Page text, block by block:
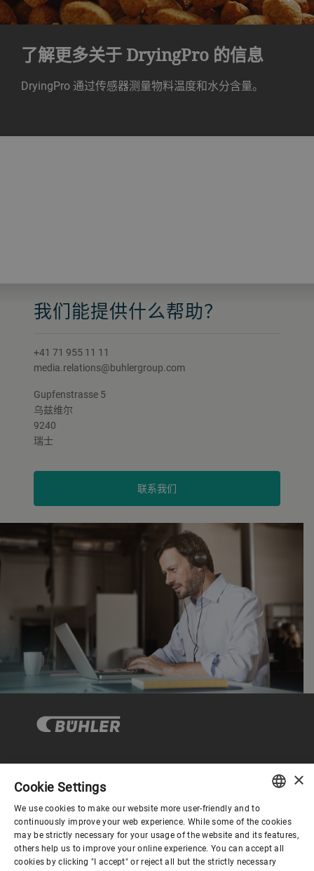
了解更多关于 DryingPro 的信息
DryingPro 通过传感器测量物料温度和水分含量。
我们能提供什么帮助？
+41 71 955 11 11
media.relations@buhlergroup.com
Gupfenstrasse 5
乌兹维尔
9240
瑞士
联系我们
企业与合规
关于布勒
ENGLISH
SPANISH
GERMAN
×
Cookie Settings
We use cookies to make our website more user-friendly and to
continuously improve your web experience. While some of the cookies
may be strictly necessary for your usage of the website and its features,
others help us to improve your online experience. You can accept all
cookies by clicking "I accept" or reject all but the strictly necessary